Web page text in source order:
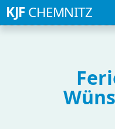
KJF CHEMNITZ